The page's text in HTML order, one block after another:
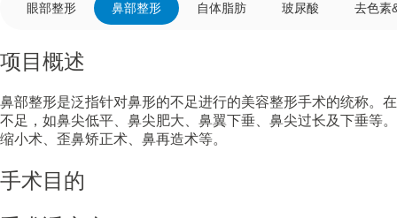
眼部整形 鼻部整形 自体脂肪 玻尿酸 去色素
项目概述
鼻部整形是泛指针对鼻形的不足进行的美容整形手术的统称。
不足，如鼻尖低平、鼻尖肥大、鼻翼下垂、鼻尖过长及下垂等
缩小术、歪鼻矫正术、鼻再造术等。
手术目的